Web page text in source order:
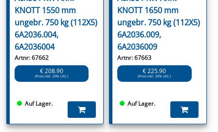
KNOTT 1550 mm
ungebr. 750 kg (112X5)
6A2036.004,
6A2036004
Artnr: 67662
€ 208.90
(Preis inkl. 20% USt.)
Auf Lager.
KNOTT 1650 mm
ungebr. 750 kg (112X5)
6A2036.009,
6A2036009
Artnr: 67663
€ 225.90
(Preis inkl. 20% USt.)
Auf Lager.